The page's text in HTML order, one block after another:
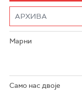
Марни
Само нас двоје